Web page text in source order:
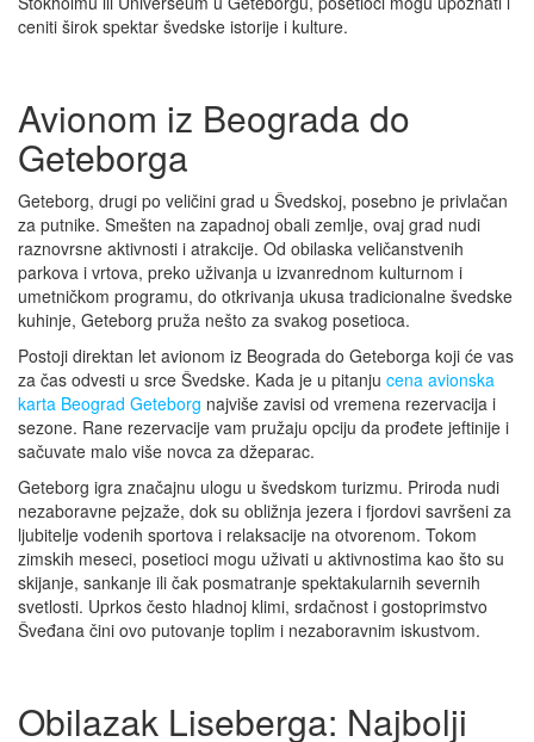
ceniti širok spektar švedske istorije i kulture.
Avionom iz Beograda do
Geteborga
Geteborg, drugi po veličini grad u Švedskoj, posebno je privlačan
za putnike. Smešten na zapadnoj obali zemlje, ovaj grad nudi
raznovrsne aktivnosti i atrakcije. Od obilaska veličanstvenih
parkova i vrtova, preko uživanja u izvanrednom kulturnom i
umetničkom programu, do otkrivanja ukusa tradicionalne švedske
kuhinje, Geteborg pruža nešto za svakog posetioca.
Postoji direktan let avionom iz Beograda do Geteborga koji će vas
za čas odvesti u srce Švedske. Kada je u pitanju cena avionska
karta Beograd Geteborg najviše zavisi od vremena rezervacija i
sezone. Rane rezervacije vam pružaju opciju da prođete jeftinije i
sačuvate malo više novca za džeparac.
Geteborg igra značajnu ulogu u švedskom turizmu. Priroda nudi
nezaboravne pejzaže, dok su obližnja jezera i fjordovi savršeni za
ljubitelje vodenih sportova i relaksacije na otvorenom. Tokom
zimskih meseci, posetioci mogu uživati u aktivnostima kao što su
skijanje, sankanje ili čak posmatranje spektakularnih severnih
svetlosti. Uprkos često hladnoj klimi, srdačnost i gostoprimstvo
Šveđana čini ovo putovanje toplim i nezaboravnim iskustvom.
Obilazak Liseberga: Najbolji